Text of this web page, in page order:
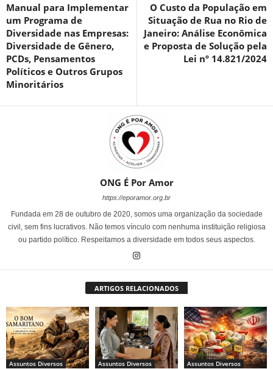
Manual para Implementar
um Programa de
Diversidade nas Empresas:
Diversidade de Gênero,
PCDs, Pensamentos
Políticos e Outros Grupos
Minoritários
O Custo da População em
Situação de Rua no Rio de
Janeiro: Análise Econômica
e Proposta de Solução pela
Lei nº 14.821/2024
ONG É Por Amor
https://eporamor.org.br
Fundada em 28 de outubro de 2020, somos uma organização da sociedade
civil, sem fins lucrativos. Não temos vínculo com nenhuma instituição religiosa
ou partido político. Respeitamos a diversidade em todos seus aspectos.
ARTIGOS RELACIONADOS
Assuntos Diversos Assuntos Diversos Assuntos Diversos